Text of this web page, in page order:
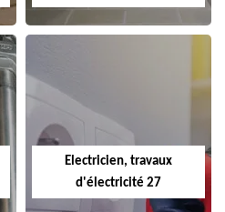
Electricien, travaux
d'électricité 27